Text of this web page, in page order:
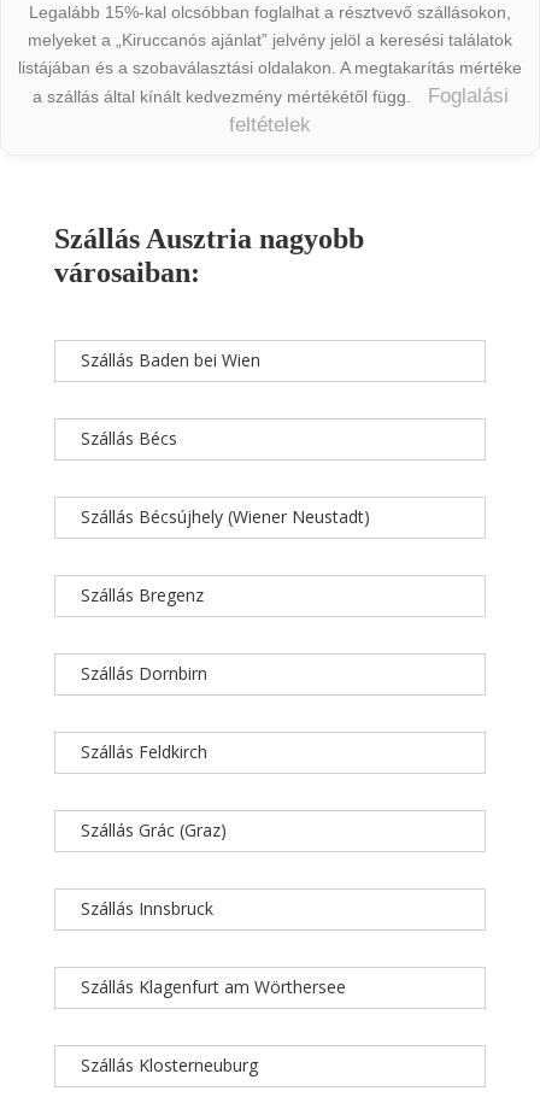
Legalább 15%-kal olcsóbban foglalhat a résztvevő szállásokon,
melyeket a „Kiruccanós ajánlat” jelvény jelöl a keresési találatok
listájában és a szobaválasztási oldalakon. A megtakarítás mértéke
a szállás által kínált kedvezmény mértékétől függ.
Foglalási
feltételek
Szállás Ausztria nagyobb
városaiban:
Szállás Baden bei Wien
Szállás Bécs
Szállás Bécsújhely (Wiener Neustadt)
Szállás Bregenz
Szállás Dornbirn
Szállás Feldkirch
Szállás Grác (Graz)
Szállás Innsbruck
Szállás Klagenfurt am Wörthersee
Szállás Klosterneuburg